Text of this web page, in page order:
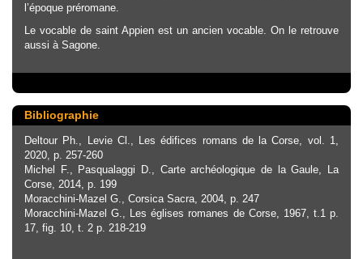
l’époque préromane.
Le vocable de saint Appien est un ancien vocable. On le retrouve
aussi à Sagone.
Bibliographie
Deltour Ph., Levie Cl., Les édifices romans de la Corse, vol. 1,
2020, p. 257-260
Michel F., Pasqualaggi D., Carte archéologique de la Gaule, La
Corse, 2014, p. 199
Moracchini-Mazel G., Corsica Sacra, 2004, p. 247
Moracchini-Mazel G., Les églises romanes de Corse, 1967, t.1 p.
17, fig. 10, t. 2 p. 218-219